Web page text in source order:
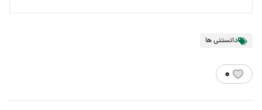
دانستنی ها
۰